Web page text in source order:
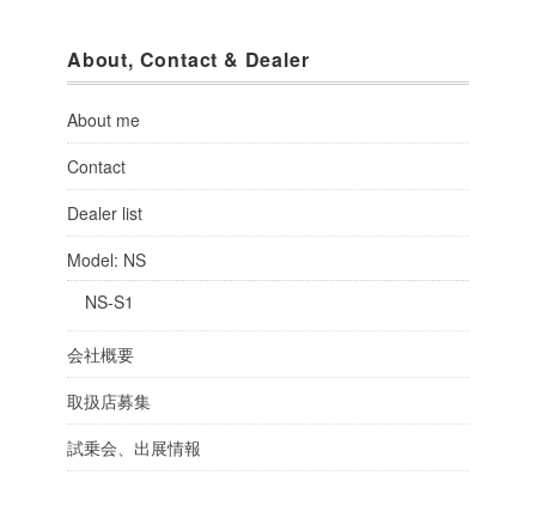
About, Contact & Dealer
About me
Contact
Dealer list
Model: NS
NS-S1
会社概要
取扱店募集
試乗会、出展情報